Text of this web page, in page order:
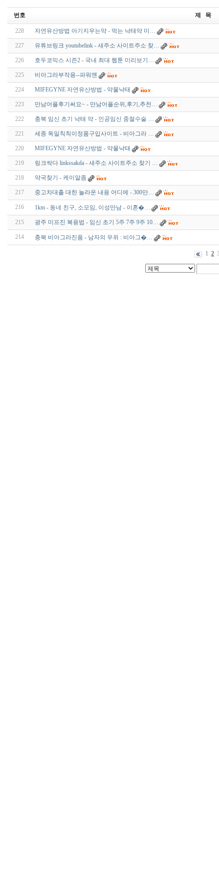
번호 제 목
228 자연유산방법 아기지우는약 - 먹는 낙태약 미…
227 유튜브링크 youtubelink - 새주소 사이트주소 찾…
226 호두코믹스 시즌2 - 국내 최대 웹툰 미리보기…
225 비아그라부작용--파워맨
224 MIFEGYNE 자연유산방법 - 약물낙태
223 만남어플후기써요~ - 만남어플순위,후기,추천…
222 충북 임신 초기 낙태 약 - 인공임신 중절수술 …
221 세종 독일칙칙이정품구입사이트 - 비아그라 …
220 MIFEGYNE 자연유산방법 - 약물낙태
219 링크싹다 linkssakda - 새주소 사이트주소 찾기 …
218 약국찾기 - 케이알좀
217 중고차대출 대한 놀라운 내용 어디에 - 300만…
216 1km - 동네 친구, 소모임, 이성만남 - 이­혼­�…
215 광주 미프진 복용법 - 임신 초기 5주 7주 9주 10…
214 충북 비­아그라진품 - 남자의 우위 : 비아그�…
1 2